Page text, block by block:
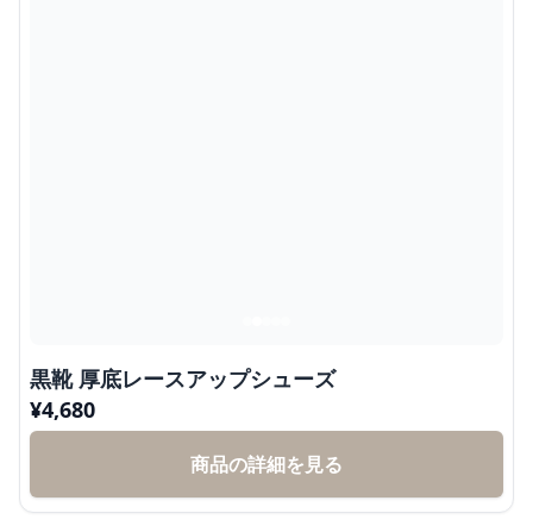
黒靴 厚底レースアップシューズ
¥4,680
商品の詳細を見る